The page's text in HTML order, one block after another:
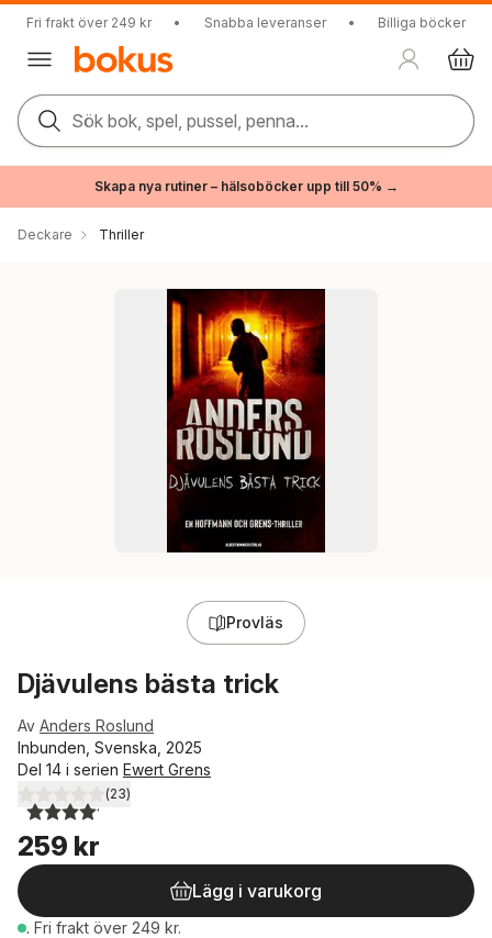
Fri frakt över 249 kr • Snabba leveranser • Billiga böcker
Sök bok, spel, pussel, penna...
Skapa nya rutiner – hälsoböcker upp till 50% →
Deckare Thriller
Provläs
Djävulens bästa trick
Av Anders Roslund
Inbunden, Svenska, 2025
Del 14 i serien Ewert Grens
4,1utav 5 stjärnor. Totalt antal röster:
(23)
259 kr
Lägg i varukorg
. Fri frakt över 249 kr.